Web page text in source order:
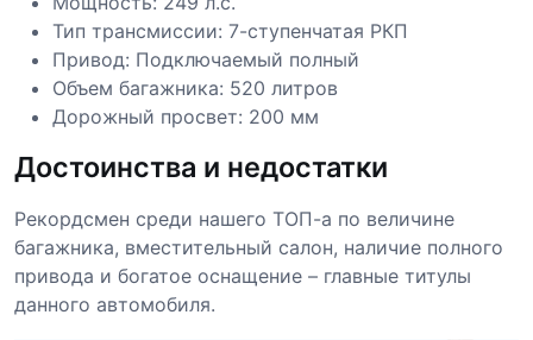
Тип трансмиссии: 7-ступенчатая РКП
Привод: Подключаемый полный
Объем багажника: 520 литров
Дорожный просвет: 200 мм
Достоинства и недостатки
Рекордсмен среди нашего ТОП-а по величине
багажника, вместительный салон, наличие полного
привода и богатое оснащение – главные титулы
данного автомобиля.